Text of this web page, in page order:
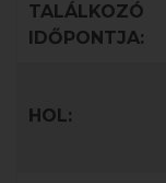
TALÁLKOZÓ
IDŐPONTJA:
HOL: